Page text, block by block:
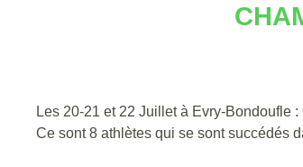
Les 20-21 et 22 Juillet à Evry-Bondoufle
Ce sont 8 athlètes qui se sont succédés